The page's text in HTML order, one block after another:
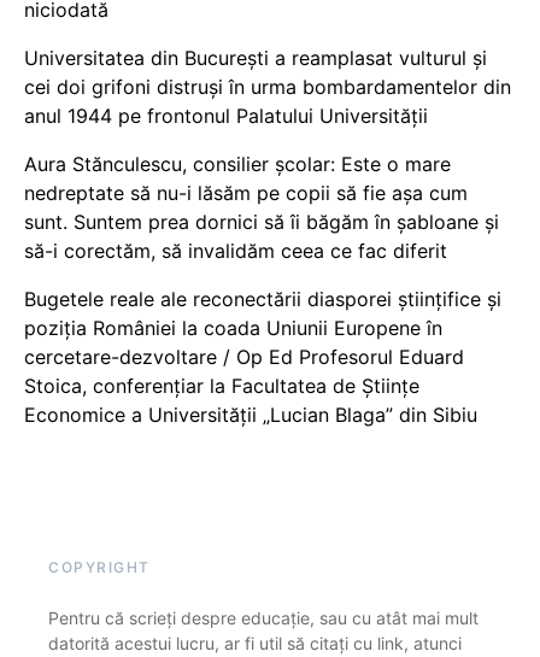
niciodată
Universitatea din București a reamplasat vulturul și
cei doi grifoni distruși în urma bombardamentelor din
anul 1944 pe frontonul Palatului Universității
Aura Stănculescu, consilier școlar: Este o mare
nedreptate să nu-i lăsăm pe copii să fie așa cum
sunt. Suntem prea dornici să îi băgăm în șabloane și
să-i corectăm, să invalidăm ceea ce fac diferit
Bugetele reale ale reconectării diasporei științifice și
poziția României la coada Uniunii Europene în
cercetare-dezvoltare / Op Ed Profesorul Eduard
Stoica, conferențiar la Facultatea de Științe
Economice a Universității „Lucian Blaga” din Sibiu
COPYRIGHT
Pentru că scrieți despre educație, sau cu atât mai mult
datorită acestui lucru, ar fi util să citați cu link, atunci